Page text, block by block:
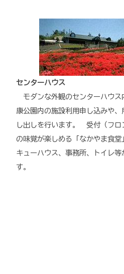
センターハウス
モダンな外観のセンターハウス
康公園内の施設利用申し込みや、
し出しを行います。 受付（フロ
の味覚が楽しめる「なかやま食堂
キューハウス、事務所、トイレ等
す。